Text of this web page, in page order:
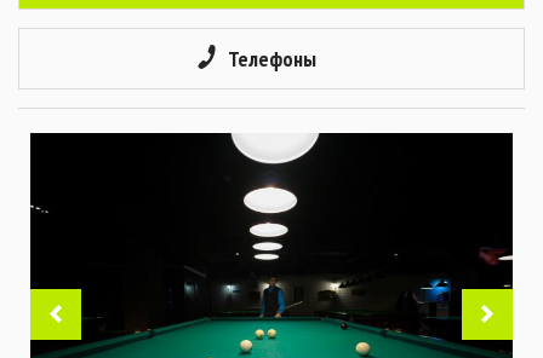
Телефоны